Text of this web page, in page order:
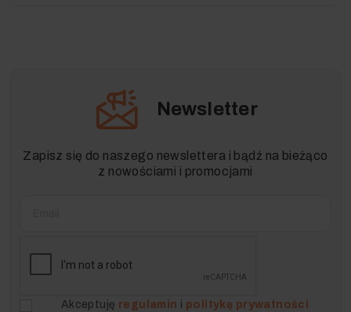
Newsletter
Zapisz się do naszego newslettera i bądź na bieżąco
z nowościami i promocjami
Akceptuję regulamin i politykę prywatności